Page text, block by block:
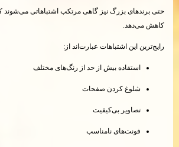
حتی برندهای بزرگ نیز گاهی مرتکب اشتباهاتی می‌شوند که
کاهش می‌دهد.
رایج‌ترین این اشتباهات عبارت‌اند از:
استفاده بیش از حد از رنگ‌های مختلف
شلوغ کردن صفحات
تصاویر بی‌کیفیت
فونت‌های نامناسب